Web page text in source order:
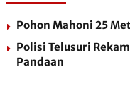
Pohon Mahoni 25
Polisi Telusuri
Pandaan